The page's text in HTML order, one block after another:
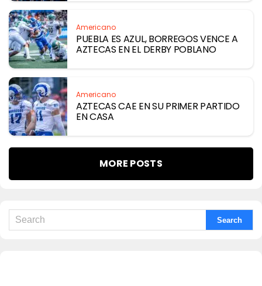
Americano
PUEBLA ES AZUL, BORREGOS VENCE A
AZTECAS EN EL DERBY POBLANO
Americano
AZTECAS CAE EN SU PRIMER PARTIDO
EN CASA
MORE POSTS